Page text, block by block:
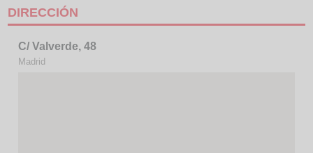
DIRECCIÓN
C/ Valverde, 48
Madrid